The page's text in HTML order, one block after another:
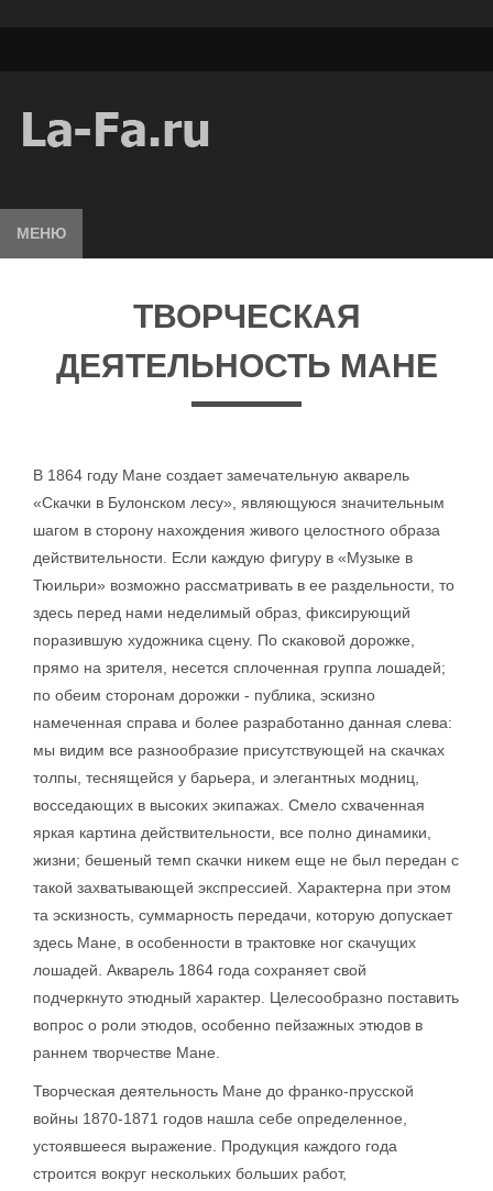
МЕНЮ
ТВОРЧЕСКАЯ
ДЕЯТЕЛЬНОСТЬ МАНЕ
В 1864 году Мане создает замечательную акварель
«Скачки в Булонском лесу», являющуюся значительным
шагом в сторону нахождения живого целостного образа
действительности. Если каждую фигуру в «Музыке в
Тюильри» возможно рассматривать в ее раздельности, то
здесь перед нами неделимый образ, фиксирующий
поразившую художника сцену. По скаковой дорожке,
прямо на зрителя, несется сплоченная группа лошадей;
по обеим сторонам дорожки - публика, эскизно
намеченная справа и более разработанно данная слева:
мы видим все разнообразие присутствующей на скачках
толпы, теснящейся у барьера, и элегантных модниц,
восседающих в высоких экипажах. Смело схваченная
яркая картина действительности, все полно динамики,
жизни; бешеный темп скачки никем еще не был передан с
такой захватывающей экспрессией. Характерна при этом
та эскизность, суммарность передачи, которую допускает
здесь Мане, в особенности в трактовке ног скачущих
лошадей. Акварель 1864 года сохраняет свой
подчеркнуто этюдный характер. Целесообразно поставить
вопрос о роли этюдов, особенно пейзажных этюдов в
раннем творчестве Мане.
Творческая деятельность Мане до франко-прусской
войны 1870-1871 годов нашла себе определенное,
устоявшееся выражение. Продукция каждого года
строится вокруг нескольких больших работ,